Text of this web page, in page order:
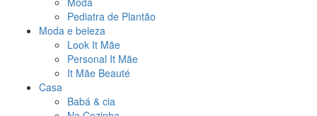
Pediatra de Plantão
Moda e beleza
Look It Mãe
Personal It Mãe
It Mãe Beauté
Casa
Babá & cia